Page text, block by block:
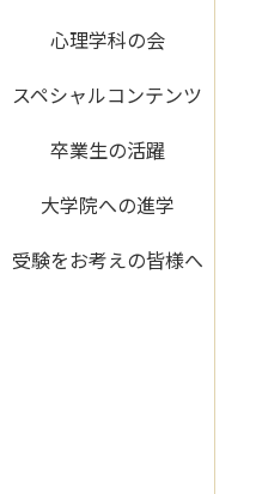
心理学科の会
スペシャルコンテンツ
卒業生の活躍
大学院への進学
受験をお考えの皆様へ